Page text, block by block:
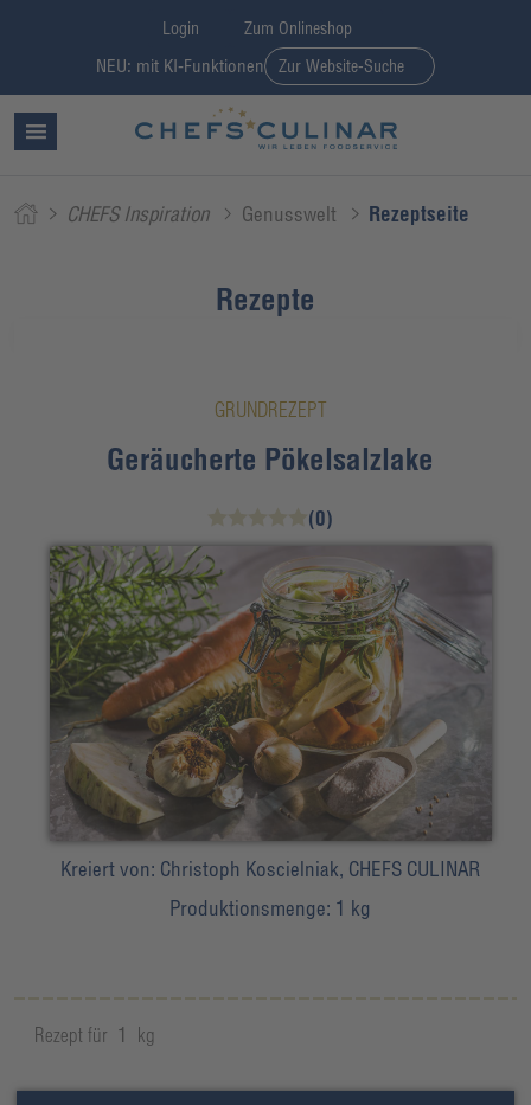
Login Zum Onlineshop
NEU: mit KI-Funktionen Zur Website-Suche
CHEFS Inspiration Genusswelt Rezeptseite
Rezepte
GRUNDREZEPT
Geräucherte Pökelsalzlake
(0)
Kreiert von: Christoph Koscielniak, CHEFS CULINAR
Produktionsmenge: 1 kg
Rezept für 1 kg